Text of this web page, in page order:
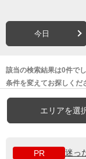
今日
該当の検索結果は0件でし
条件を変えてお探しくだ
エリアを選
PR
迷っ